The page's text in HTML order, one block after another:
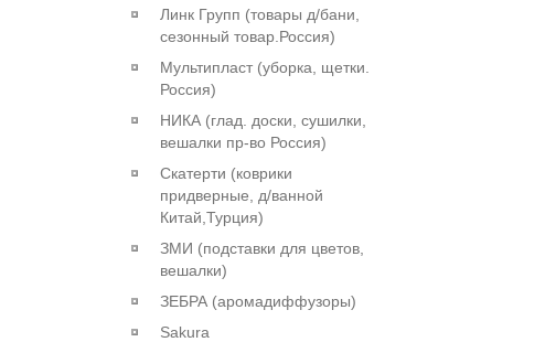
Линк Групп (товары д/бани,
сезонный товар.Россия)
Мультипласт (уборка, щетки.
Россия)
НИКА (глад. доски, сушилки,
вешалки пр-во Россия)
Скатерти (коврики
придверные, д/ванной
Китай,Турция)
ЗМИ (подставки для цветов,
вешалки)
ЗЕБРА (аромадиффузоры)
Sakura